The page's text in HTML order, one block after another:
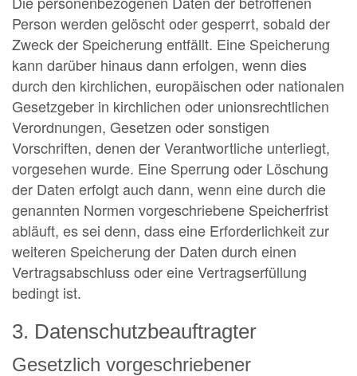
Person werden gelöscht oder gesperrt, sobald der
Zweck der Speicherung entfällt. Eine Speicherung
kann darüber hinaus dann erfolgen, wenn dies
durch den kirchlichen, europäischen oder nationalen
Gesetzgeber in kirchlichen oder unionsrechtlichen
Verordnungen, Gesetzen oder sonstigen
Vorschriften, denen der Verantwortliche unterliegt,
vorgesehen wurde. Eine Sperrung oder Löschung
der Daten erfolgt auch dann, wenn eine durch die
genannten Normen vorgeschriebene Speicherfrist
abläuft, es sei denn, dass eine Erforderlichkeit zur
weiteren Speicherung der Daten durch einen
Vertragsabschluss oder eine Vertragserfüllung
bedingt ist.
3. Datenschutzbeauftragter
Gesetzlich vorgeschriebener